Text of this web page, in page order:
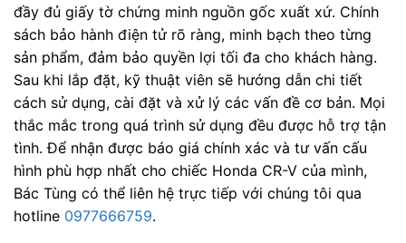
đầy đủ giấy tờ chứng minh nguồn gốc xuất xứ. Chính
sách bảo hành điện tử rõ ràng, minh bạch theo từng
sản phẩm, đảm bảo quyền lợi tối đa cho khách hàng.
Sau khi lắp đặt, kỹ thuật viên sẽ hướng dẫn chi tiết
cách sử dụng, cài đặt và xử lý các vấn đề cơ bản. Mọi
thắc mắc trong quá trình sử dụng đều được hỗ trợ tận
tình. Để nhận được báo giá chính xác và tư vấn cấu
hình phù hợp nhất cho chiếc Honda CR-V của mình,
Bác Tùng có thể liên hệ trực tiếp với chúng tôi qua
hotline 0977666759.